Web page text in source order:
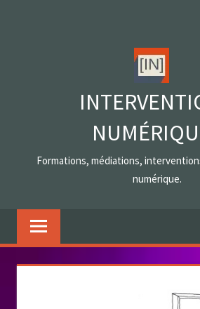
Formations, médiations,
numérique.